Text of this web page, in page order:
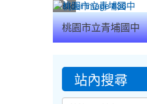
桃園市立青埔國中
::: 站內搜尋